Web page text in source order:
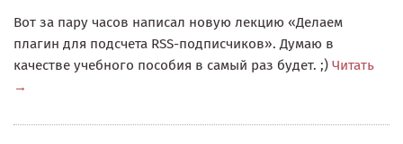
Вот за пару часов написал новую лекцию «Делаем
плагин для подсчета RSS-подписчиков». Думаю в
качестве учебного пособия в самый раз будет. ;) Читать